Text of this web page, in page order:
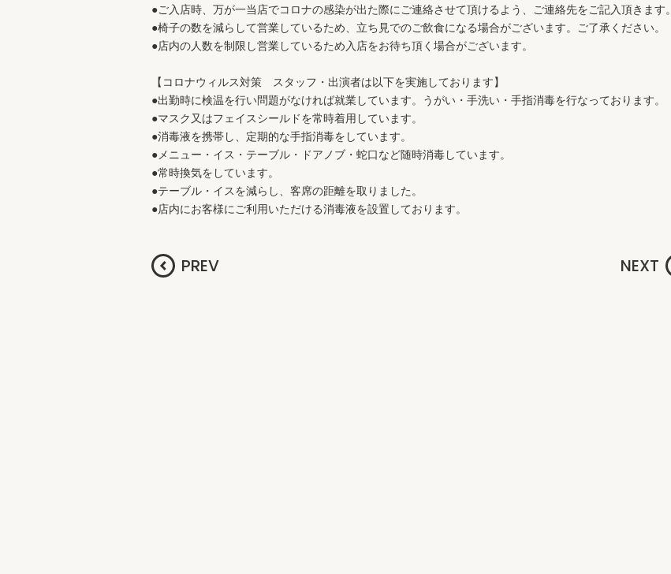
●ご入店時、万が一当店でコロナの感染が出た際にご連絡させて頂けるよう、ご連絡先をご記入頂きます。
●椅子の数を減らして営業しているため、立ち見でのご飲食になる場合がございます。ご了承ください。
●店内の人数を制限し営業しているため入店をお待ち頂く場合がございます。
【コロナウィルス対策 スタッフ・出演者は以下を実施しております】
●出勤時に検温を行い問題がなければ就業しています。うがい・手洗い・手指消毒を行なっております。
●マスク又はフェイスシールドを常時着用しています。
●消毒液を携帯し、定期的な手指消毒をしています。
●メニュー・イス・テーブル・ドアノブ・蛇口など随時消毒しています。
●常時換気をしています。
●テーブル・イスを減らし、客席の距離を取りました。
●店内にお客様にご利用いただける消毒液を設置しております。